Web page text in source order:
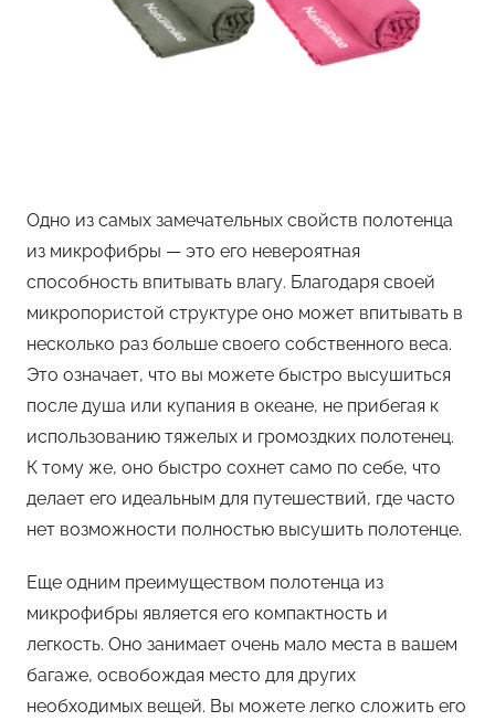
Одно из самых замечательных свойств полотенца
из микрофибры — это его невероятная
способность впитывать влагу. Благодаря своей
микропористой структуре оно может впитывать в
несколько раз больше своего собственного веса.
Это означает, что вы можете быстро высушиться
после душа или купания в океане, не прибегая к
использованию тяжелых и громоздких полотенец.
К тому же, оно быстро сохнет само по себе, что
делает его идеальным для путешествий, где часто
нет возможности полностью высушить полотенце.
Еще одним преимуществом полотенца из
микрофибры является его компактность и
легкость. Оно занимает очень мало места в вашем
багаже, освобождая место для других
необходимых вещей. Вы можете легко сложить его